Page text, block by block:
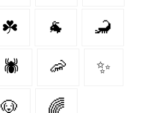
☘️ 🐐 🦂
🕷 🦐 ✨
🐶 🌈